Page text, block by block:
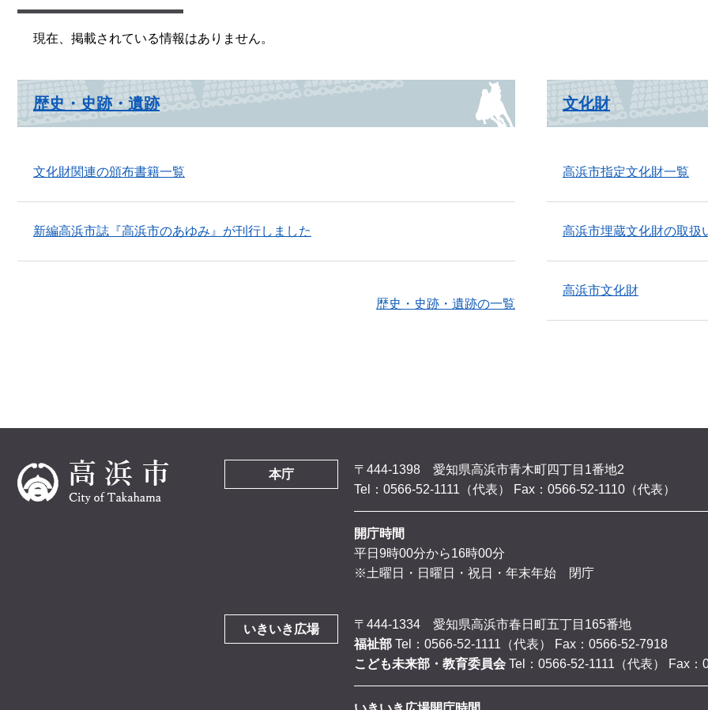
現在、掲載されている情報はありません。
歴史・史跡・遺跡
文化財関連の頒布書籍一覧
新編高浜市誌『高浜市のあゆみ』が刊行しました
歴史・史跡・遺跡の一覧
文化財
高浜市指定文化財一覧
高浜市埋蔵文化財の取扱
高浜市文化財
本庁
〒444-1398 愛知県高浜市青木町四丁目1番地2
Tel：0566-52-1111（代表）
Fax：0566-52-1110（代表）
開庁時間
平日9時00分から16時00分
※土曜日・日曜日・祝日・年末年始 閉庁
いきいき広場
〒444-1334 愛知県高浜市春日町五丁目165番地
福祉部 Tel：0566-52-1111（代表）
Fax：0566-52-7918
こども未来部・教育委員会 Tel：0566-52-1111（代表） Fax：